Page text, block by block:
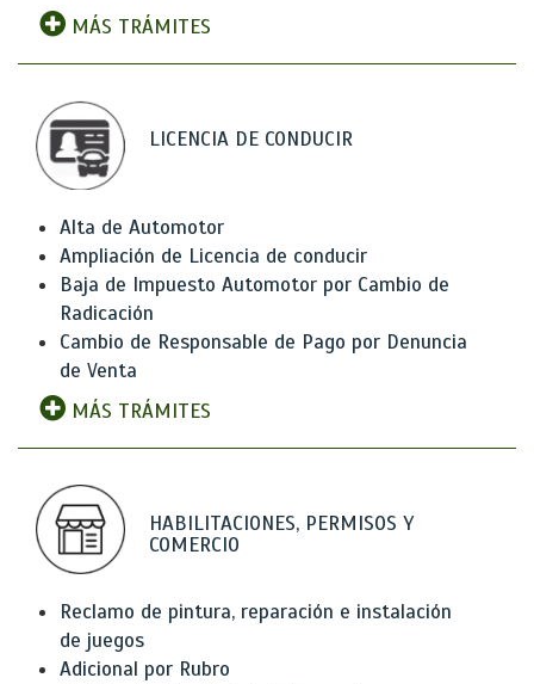
MÁS TRÁMITES
LICENCIA DE CONDUCIR
Alta de Automotor
Ampliación de Licencia de conducir
Baja de Impuesto Automotor por Cambio de
Radicación
Cambio de Responsable de Pago por Denuncia
de Venta
MÁS TRÁMITES
HABILITACIONES, PERMISOS Y
COMERCIO
Reclamo de pintura, reparación e instalación
de juegos
Adicional por Rubro